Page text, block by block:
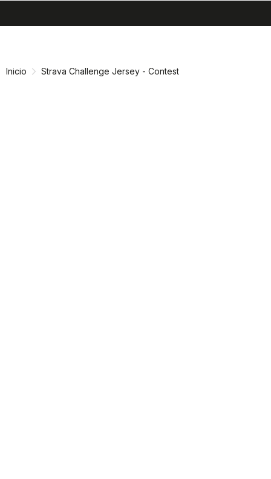
navegación
Inicio Strava Challenge Jersey - Contest